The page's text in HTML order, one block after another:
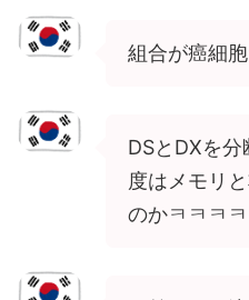
組合が癌細
DSとDXを
度はメモリ
のかㅋㅋㅋ